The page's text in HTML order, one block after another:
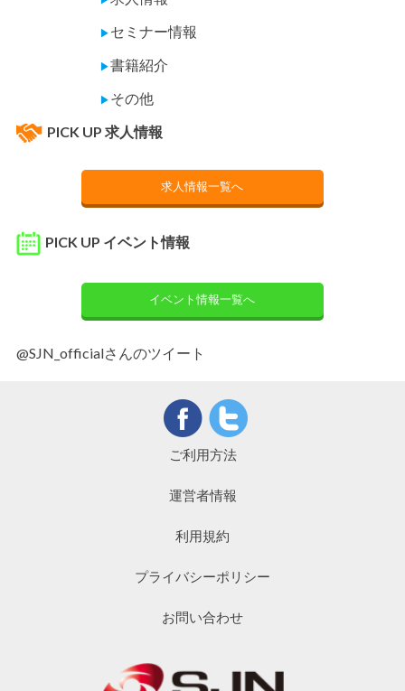
▶ セミナー情報
▶書籍紹介
▶ その他
PICK UP 求人情報
求人情報一覧へ
PICK UP イベント情報
イベント情報一覧へ
@SJN_officialさんのツイート
ご利用方法
運営者情報
利用規約
プライバシーポリシー
お問い合わせ